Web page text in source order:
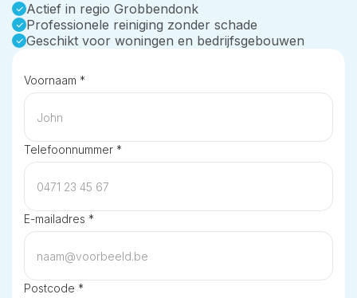
Actief in regio Grobbendonk
Professionele reiniging zonder schade
Geschikt voor woningen en bedrijfsgebouwen
Voornaam *
Telefoonnummer *
E-mailadres *
Postcode *